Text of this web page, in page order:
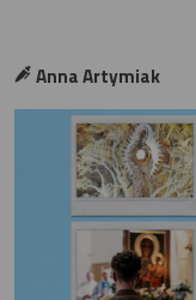
Anna Artymiak